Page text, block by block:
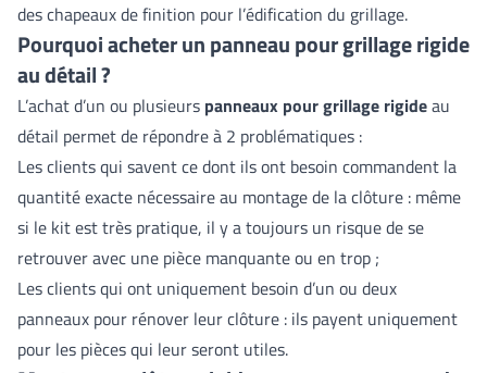
des chapeaux de finition pour l’édification du grillage.
Pourquoi acheter un panneau pour grillage rigide
au détail ?
L’achat d’un ou plusieurs panneaux pour grillage rigideau
détail permet de répondre à 2 problématiques :
Les clients qui savent ce dont ils ont besoin commandent la
quantité exacte nécessaire au montage de la clôture : même
si le kitest très pratique, il y a toujours un risque de se
retrouver avec une pièce manquante ou en trop ;
Les clients qui ont uniquement besoin d’un ou deux
panneaux pour rénover leur clôture : ils payent uniquement
pour les pièces qui leur seront utiles.